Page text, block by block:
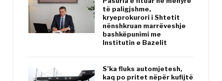
të paligjshme,
kryeprokurori i Shtetit
nënshkruan marrëveshje
bashkëpunimi me
Institutin e Bazelit
S’ka fluks automjetesh,
kaq po pritet nëpër kufijtë